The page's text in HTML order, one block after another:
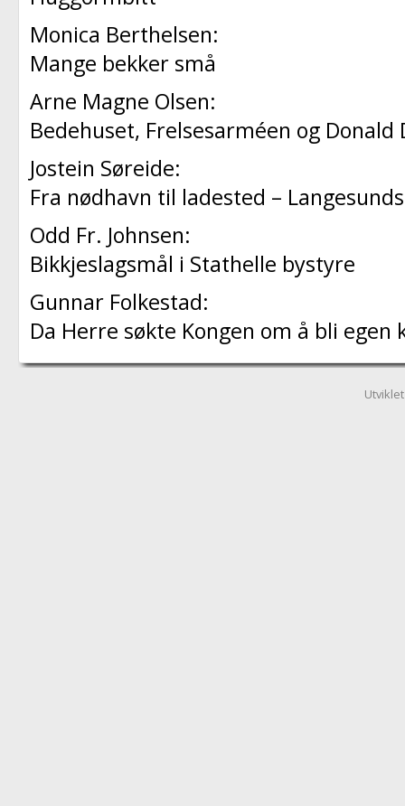
Monica Berthelsen:
Mange bekker små
Arne Magne Olsen:
Bedehuset, Frelsesarméen og Donald
Jostein Søreide:
Fra nødhavn til ladested –
Odd Fr. Johnsen:
Bikkjeslagsmål i Stathelle bystyre
Gunnar Folkestad:
Da Herre søkte Kongen om å bli egen